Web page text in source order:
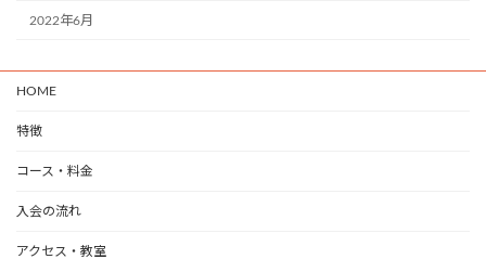
2022年6月
HOME
特徴
コース・料金
入会の流れ
アクセス・教室